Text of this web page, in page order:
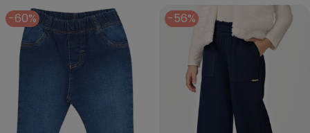
-60%
-56%